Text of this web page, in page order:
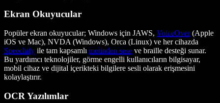
Ekran Okuyucular
Popüler ekran okuyucular; Windows için JAWS, VoiceOver(Apple
iOS ve Mac), NVDA (Windows), Orca (Linux) ve her cihazda
Speechify ile tam kapsamlı metinden sese ve braille desteği sunar.
Bu yardımcı teknolojiler, görme engelli kullanıcıların bilgisayar,
mobil cihaz ve dijital içerikteki bilgilere sesli olarak erişmesini
kolaylaştırır.
OCR Yazılımlar